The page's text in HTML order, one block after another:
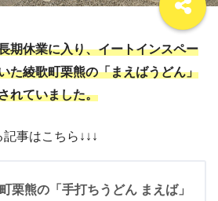
期休業に入り、イートインスペー
た綾歌町栗熊の「まえばうどん」
れていました。
事はこちら↓↓↓
栗熊の「手打ちうどん まえば」